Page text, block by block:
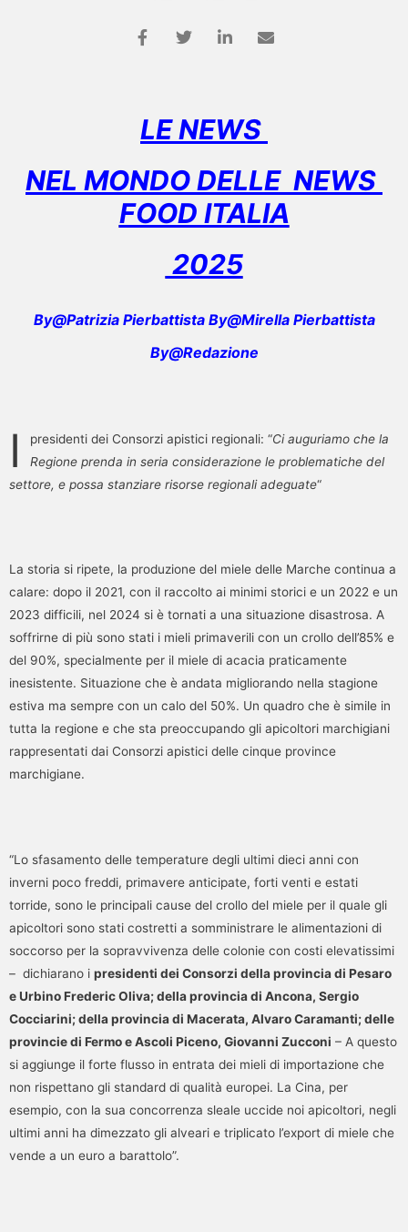
LE NEWS
NEL MONDO DELLE NEWS
FOOD ITALIA
2025
By@Patrizia Pierbattista By@Mirella Pierbattista
By@Redazione
I presidenti dei Consorzi apistici regionali: “Ci auguriamo che la
Regione prenda in seria considerazione le problematiche del
settore, e possa stanziare risorse regionali adeguate“
La storia si ripete, la produzione del miele delle Marche continua a
calare: dopo il 2021, con il raccolto ai minimi storici e un 2022 e un
2023 difficili, nel 2024 si è tornati a una situazione disastrosa. A
soffrirne di più sono stati i mieli primaverili con un crollo dell’85% e
del 90%, specialmente per il miele di acacia praticamente
inesistente. Situazione che è andata migliorando nella stagione
estiva ma sempre con un calo del 50%. Un quadro che è simile in
tutta la regione e che sta preoccupando gli apicoltori marchigiani
rappresentati dai Consorzi apistici delle cinque province
marchigiane.
“Lo sfasamento delle temperature degli ultimi dieci anni con
inverni poco freddi, primavere anticipate, forti venti e estati
torride, sono le principali cause del crollo del miele per il quale gli
apicoltori sono stati costretti a somministrare le alimentazioni di
soccorso per la sopravvivenza delle colonie con costi elevatissimi
– dichiarano i presidenti dei Consorzi della provincia di Pesaro
e Urbino Frederic Oliva; della provincia di Ancona, Sergio
Cocciarini; della provincia di Macerata, Alvaro Caramanti; delle
provincie di Fermo e Ascoli Piceno, Giovanni Zucconi – A questo
si aggiunge il forte flusso in entrata dei mieli di importazione che
non rispettano gli standard di qualità europei. La Cina, per
esempio, con la sua concorrenza sleale uccide noi apicoltori, negli
ultimi anni ha dimezzato gli alveari e triplicato l’export di miele che
vende a un euro a barattolo”.